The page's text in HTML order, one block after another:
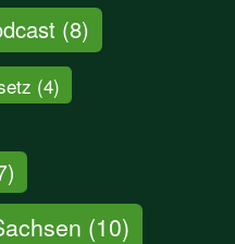
(8)
(4)
(10)